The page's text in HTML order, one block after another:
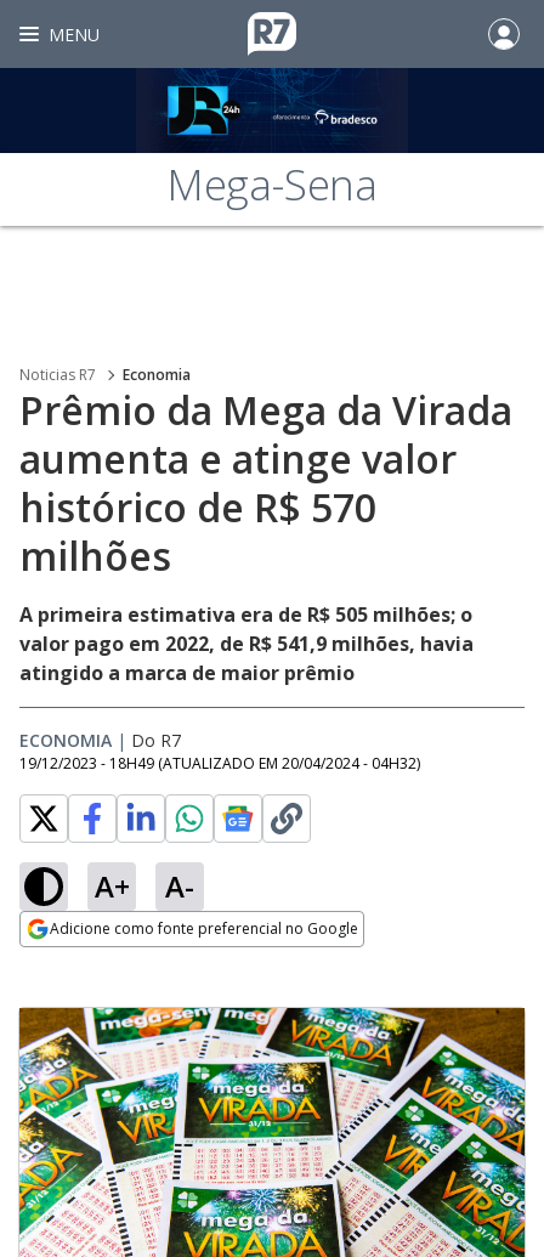
MENU
Mega-Sena
Noticias R7 Economia
Prêmio da Mega da Virada
aumenta e atinge valor
histórico de R$ 570
milhões
A primeira estimativa era de R$ 505 milhões; o
valor pago em 2022, de R$ 541,9 milhões, havia
atingido a marca de maior prêmio
ECONOMIA | Do R7
19/12/2023 - 18H49 (ATUALIZADO EM 20/04/2024 - 04H32)
A+ A-
Adicione como fonte preferencial no Google